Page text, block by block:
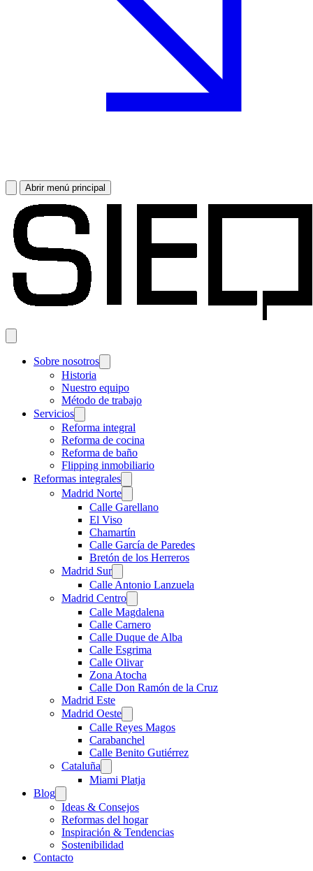
Abrir menú principal
Sobre nosotros
Historia
Nuestro equipo
Método de trabajo
Servicios
Reforma integral
Reforma de cocina
Reforma de baño
Flipping inmobiliario
Reformas integrales
Madrid Norte
Calle Garellano
El Viso
Chamartín
Calle García de Paredes
Bretón de los Herreros
Madrid Sur
Calle Antonio Lanzuela
Madrid Centro
Calle Magdalena
Calle Carnero
Calle Duque de Alba
Calle Esgrima
Calle Olivar
Zona Atocha
Calle Don Ramón de la Cruz
Madrid Este
Madrid Oeste
Calle Reyes Magos
Carabanchel
Calle Benito Gutiérrez
Cataluña
Miami Platja
Blog
Ideas & Consejos
Reformas del hogar
Inspiración & Tendencias
Sostenibilidad
Contacto